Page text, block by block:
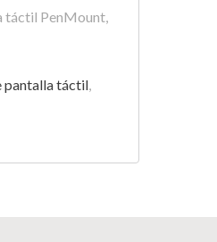
táctil PenMount,
pantalla táctil,